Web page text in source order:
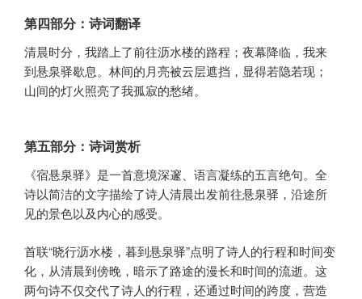
第四部分：诗词翻译
清晨时分，我踏上了前往沥水楼的路程；夜幕降临，我来
到悬泉驿歇息。林间的月亮被云层遮挡，显得若隐若现；
山间的灯火照亮了我孤寂的愁绪。
第五部分：诗词赏析
《宿悬泉驿》是一首意境深邃、语言凝练的五言绝句。全
诗以简洁的文字描绘了诗人清晨出发前往悬泉驿，沿途所
见的景色以及内心的感受。
首联“晓行沥水楼，暮到悬泉驿”点明了诗人的行程和时间变
化，从清晨到傍晚，暗示了路途的漫长和时间的流逝。这
两句诗不仅交代了诗人的行程，还通过时间的跨度，营造